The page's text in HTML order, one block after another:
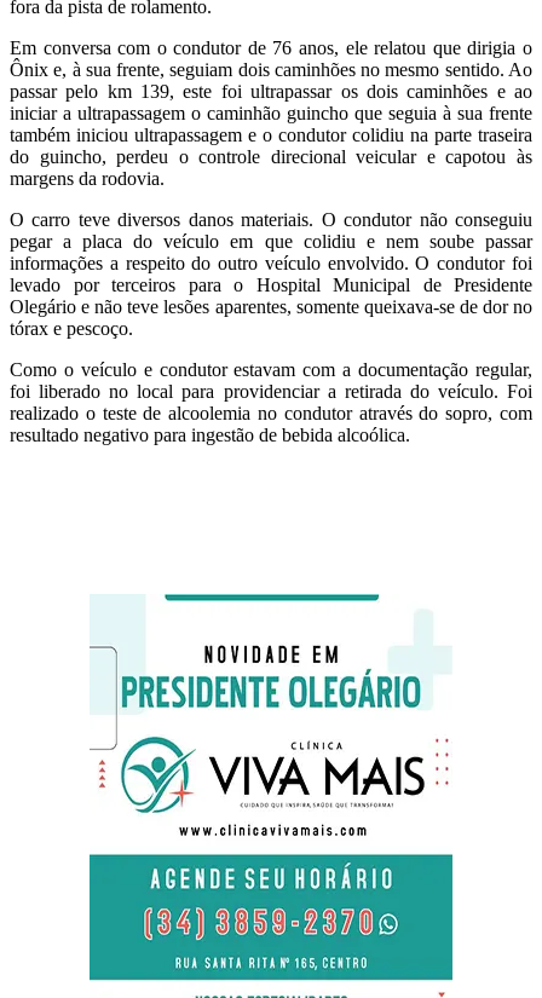
fora da pista de rolamento.
Em conversa com o condutor de 76 anos, ele relatou que dirigia o
Ônix e, à sua frente, seguiam dois caminhões no mesmo sentido. Ao
passar pelo km 139, este foi ultrapassar os dois caminhões e ao
iniciar a ultrapassagem o caminhão guincho que seguia à sua frente
também iniciou ultrapassagem e o condutor colidiu na parte traseira
do guincho, perdeu o controle direcional veicular e capotou às
margens da rodovia.
O carro teve diversos danos materiais. O condutor não conseguiu
pegar a placa do veículo em que colidiu e nem soube passar
informações a respeito do outro veículo envolvido. O condutor foi
levado por terceiros para o Hospital Municipal de Presidente
Olegário e não teve lesões aparentes, somente queixava-se de dor no
tórax e pescoço.
Como o veículo e condutor estavam com a documentação regular,
foi liberado no local para providenciar a retirada do veículo. Foi
realizado o teste de alcoolemia no condutor através do sopro, com
resultado negativo para ingestão de bebida alcoólica.